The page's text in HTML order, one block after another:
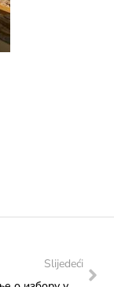
Slijedeći